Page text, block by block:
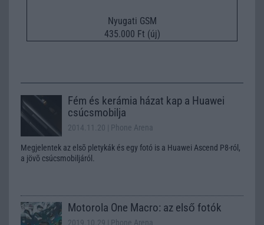
Nyugati GSM
435.000 Ft (új)
Fém és kerámia házat kap a Huawei
csúcsmobilja
2014.11.20 | Phone Arena
Megjelentek az elsõ pletykák és egy fotó is a Huawei Ascend P8-ról,
a jövõ csúcsmobiljáról.
Motorola One Macro: az első fotók
2019.10.29 | Phone Arena